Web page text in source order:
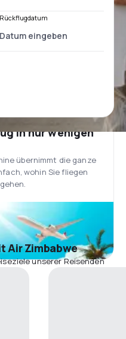
Rückflugdatum
in nur wenigen
übernimmt die ganze
wohin Sie fliegen
Air Zimbabwe
unserer Reisenden